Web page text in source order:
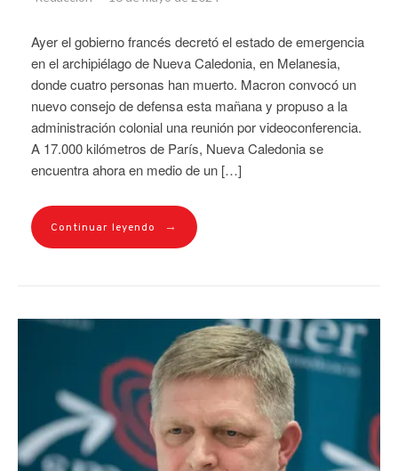
Ayer el gobierno francés decretó el estado de emergencia
en el archipiélago de Nueva Caledonia, en Melanesia,
donde cuatro personas han muerto. Macron convocó un
nuevo consejo de defensa esta mañana y propuso a la
administración colonial una reunión por videoconferencia.
A 17.000 kilómetros de París, Nueva Caledonia se
encuentra ahora en medio de un […]
Continuar leyendo →